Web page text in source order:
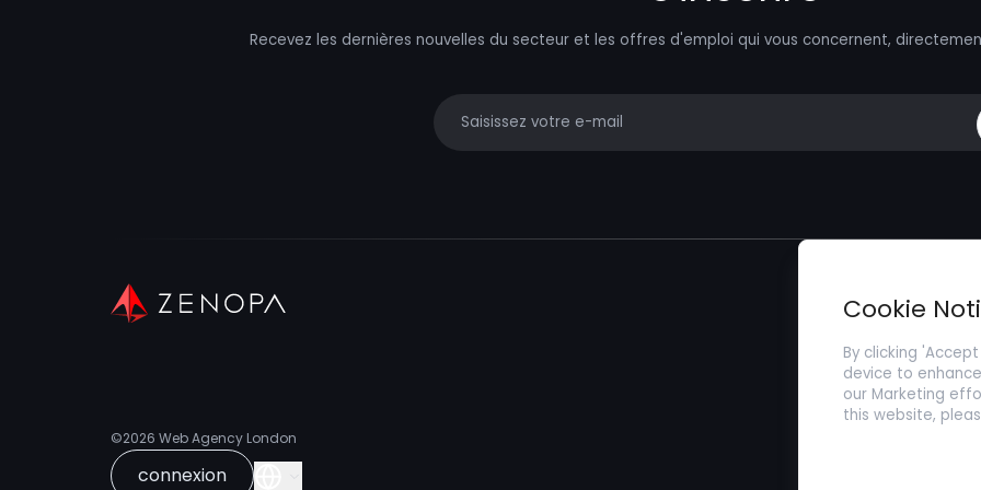
Recevez les dernières nouvelles du secteur et les offres d'emploi qui vous concernent,
©2026 Web Agency London
connexion
Trouver un
Soumettez
Cookie
By clicking
device to
our Marketing
this website,